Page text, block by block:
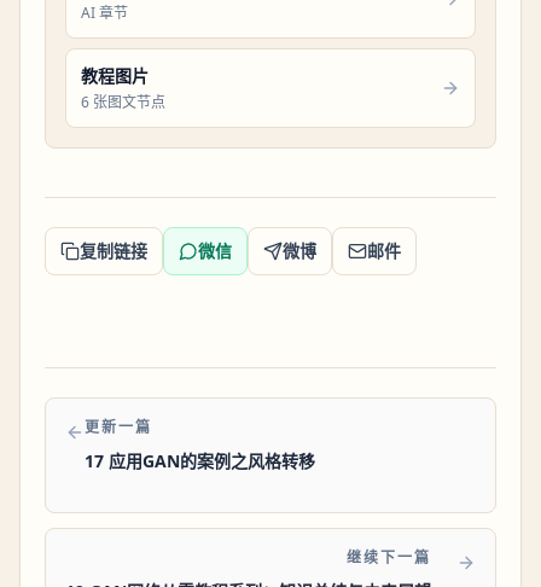
AI 章节
教程图片
6 张图文节点
复制链接 微信 微博 邮件
更新一篇
17 应用GAN的案例之风格转移
继续下一篇